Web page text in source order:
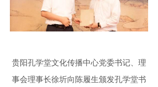
贵阳孔学堂文化传播中心党委书记、理
事会理事长徐圻向陈履生颁发孔学堂书